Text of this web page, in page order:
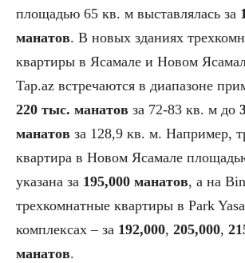
площадью 65 кв. м выставлялась за
манатов. В новых зданиях
квартиры в Ясамале и Новом
Tap.az встречаются в диапазоне
220 тыс. манатов за 72-83 кв. м до
манатов за 128,9 кв. м. Например,
квартира в Новом Ясамале
указана за 195,000 манатов, а на
трехкомнатные квартиры в Park
комплексах – за 192,000, 205,000,
манатов.